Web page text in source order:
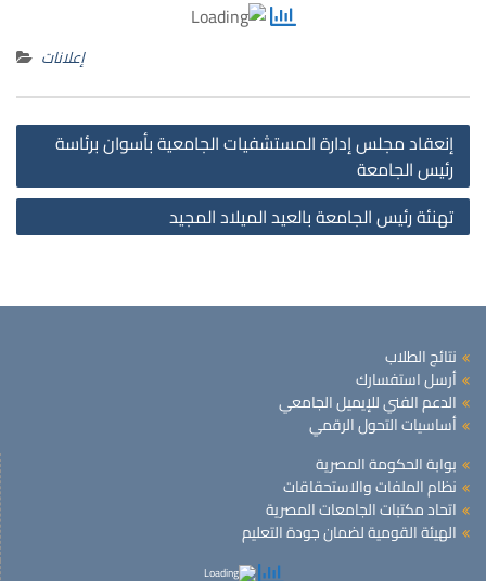
إعلانات
إنعقاد مجلس إدارة المستشفيات الجامعية بأسوان برئاسة
رئيس الجامعة
تهنئة رئيس الجامعة بالعيد الميلاد المجيد
نتائج الطلاب
أرسل استفسارك
الدعم الفني للإيميل الجامعي
أساسيات التحول الرقمي
بوابة الحكومة المصرية
نظام الملفات والاستحقاقات
اتحاد مكتبات الجامعات المصرية
الهيئة القومية لضمان جودة التعليم